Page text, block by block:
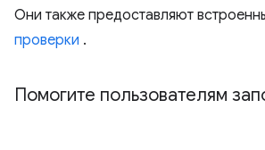
Они также предоставляют
проверки .
Помогите пользователям